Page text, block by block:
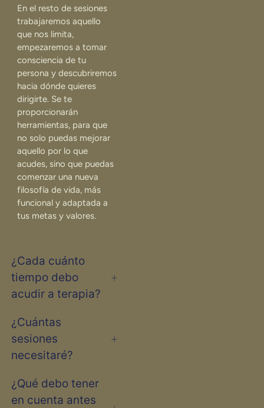
En el resto de sesiones
trabajaremos aquello
que nos limita,
empezaremos a tomar
consciencia de tu
persona y descubriremos
hacia dónde quieres
dirigirte. Se te
proporcionarán
herramientas, para que
no solo puedas mejorar
aquello por lo que
acudes, sino que puedas
comenzar una nueva
filosofía de vida, más
funcional y adaptada a
tus metas y valores.
¿Cada cuánto
tiempo debo
acudir a terapia?
¿Cuántas
sesiones
necesitaré?
¿Qué debo tener
en cuenta antes